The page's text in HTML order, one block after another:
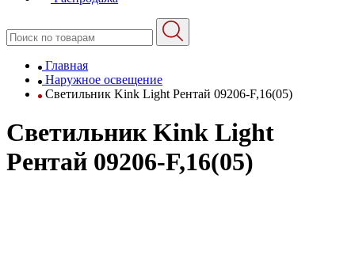
Главная
Наружное освещение
Светильник Kink Light Рентай 09206-F,16(05)
Светильник Kink Light
Рентай 09206-F,16(05)